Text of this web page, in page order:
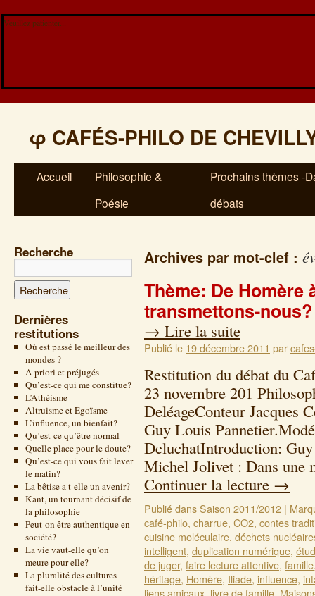
Veuillez patienter...
φ CAFÉS-PHILO DE
Accueil
Philosophie &
Poésie
Prochains thèmes -
débats
Recherche
Dernières
restitutions
Où est passé le meilleur des
mondes ?
A priori et préjugés
Qu’est-ce qui me constitue?
L’Athéisme
Altruisme et Egoïsme
L’influence, un bienfait?
Qu’est-ce qu’être normal
Quelle place pour le doute?
Qu’est-ce qui vous fait lever
le matin?
La bêtise a t-elle un avenir?
Kant, un tournant décisif de
la philosophie
Peut-on être authentique en
société?
La vie vaut-elle qu’on
meure pour elle?
La pluralité des cultures
fait-elle obstacle à l’unité
Archives par mot-clef :
Thème: De Homère
transmettons-nous?
→ Lire la suite
Publié le 19 décembre 2011 par
Restitution du débat du
23 novembre 201
DeléageConteur Jacques
Guy Louis
DeluchatIntroduction:
Michel Jolivet : Dans une
Continuer la lecture →
Publié dansSaison 2011/2012 |
café-philo, charrue, CO2, contes
cuisine moléculaire, déchets
intelligent, duplication numérique,
de juger, faire lecture attentive, famille
héritage, Homère, Iliade, influence,
liens amicaux, livre de famille,